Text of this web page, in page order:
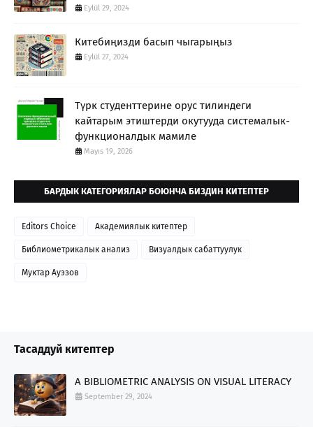
Eylül 29, 2024
Китебиңизди басып чыгарыңыз
Eylül 27, 2024
Түрк студенттерине орус тилиндеги
кайтарым этиштерди окутууда системалык-
функционалдык мамиле
Mayıs 19, 2026
БАРДЫК КАТЕГОРИЯЛАР БОЮНЧА БИЗДИН КИТЕПТЕР
Editors Choice Академиялык китептер
Библиометрикалык анализ Визуалдык сабаттуулук
Муктар Ауэзов
Тасаддуй китептер
A BIBLIOMETRIC ANALYSIS ON VISUAL LITERACY
September 29, 2024